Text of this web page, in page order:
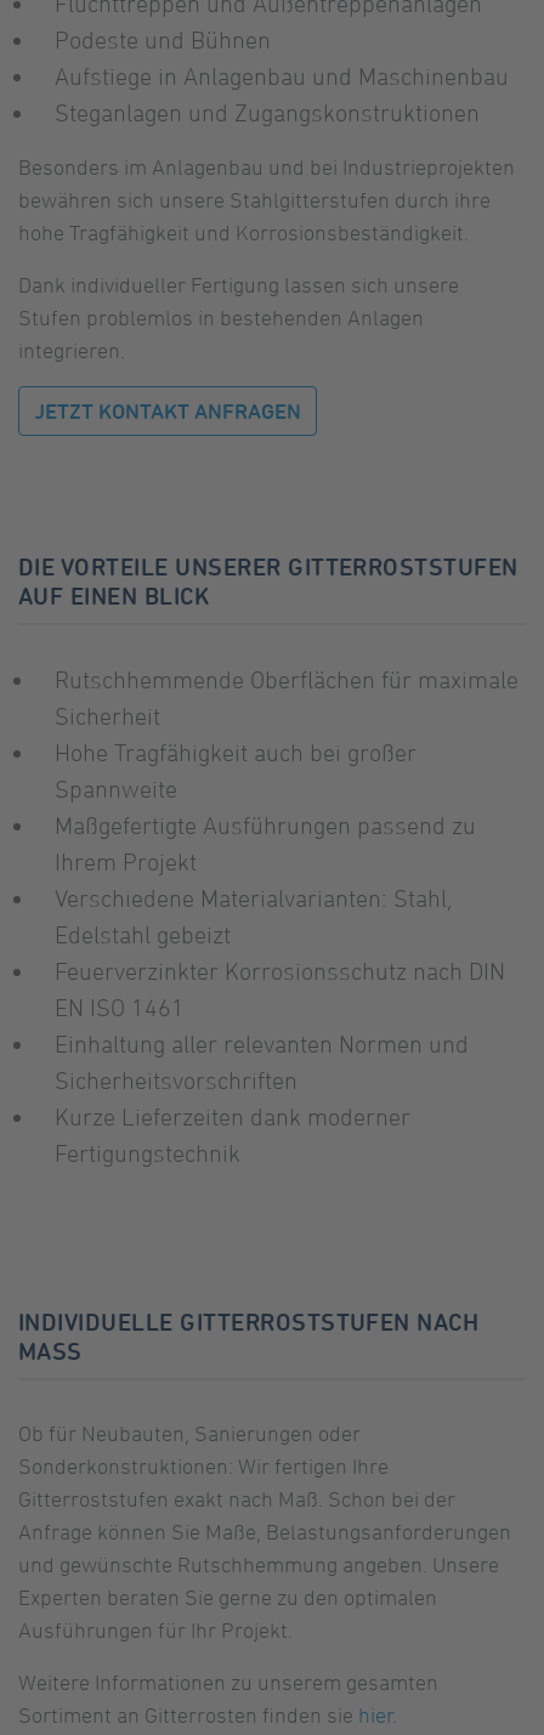
Podeste und Bühnen
Aufstiege in Anlagenbau und Maschinenbau
Steganlagen und Zugangskonstruktionen
Besonders im Anlagenbau und bei Industrieprojekten
bewähren sich unsere Stahlgitterstufen durch ihre
hohe Tragfähigkeit und Korrosionsbeständigkeit.
Dank individueller Fertigung lassen sich unsere
Stufen problemlos in bestehenden Anlagen
integrieren.
JETZT KONTAKT ANFRAGEN
DIE VORTEILE UNSERER GITTERROSTSTUFEN
AUF EINEN BLICK
Rutschhemmende Oberflächen für maximale
Sicherheit
Hohe Tragfähigkeit auch bei großer
Spannweite
Maßgefertigte Ausführungen passend zu
Ihrem Projekt
Verschiedene Materialvarianten: Stahl,
Edelstahl gebeizt
Feuerverzinkter Korrosionsschutz nach DIN
EN ISO 1461
Einhaltung aller relevanten Normen und
Sicherheitsvorschriften
Kurze Lieferzeiten dank moderner
Fertigungstechnik
INDIVIDUELLE GITTERROSTSTUFEN NACH
MASS
Ob für Neubauten, Sanierungen oder
Sonderkonstruktionen: Wir fertigen Ihre
Gitterroststufen exakt nach Maß. Schon bei der
Anfrage können Sie Maße, Belastungsanforderungen
und gewünschte Rutschhemmung angeben. Unsere
Experten beraten Sie gerne zu den optimalen
Ausführungen für Ihr Projekt.
Weitere Informationen zu unserem gesamten
Sortiment an Gitterrosten finden sie hier.